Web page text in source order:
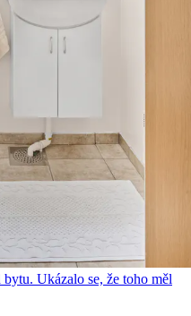
Ukázalo se, že toho měl